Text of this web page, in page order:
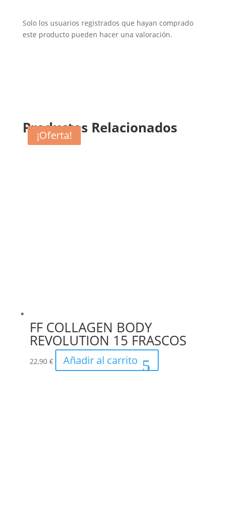
Solo los usuarios registrados que hayan comprado
este producto pueden hacer una valoración.
Productos Relacionados
FF COLLAGEN BODY
REVOLUTION 15 FRASCOS
22,90 € Añadir al carrito
¡Oferta!
¡Oferta!